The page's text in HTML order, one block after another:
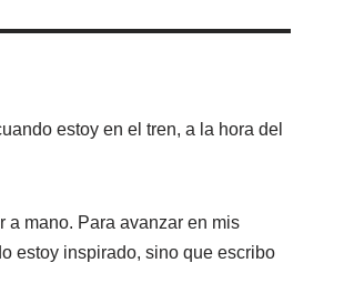
estoy en el tren, a la hora del
a mano. Para avanzar en mis
estoy inspirado, sino que escribo